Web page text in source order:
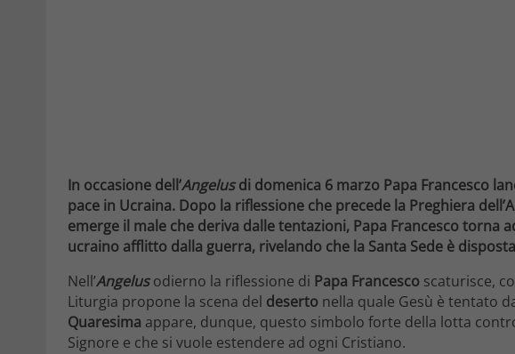
In occasione dell’Angelusdi domenica 6 marzo Papa Francesco
pace in Ucraina. Dopo la riflessione che precede la Preghiera
emerge il male che deriva dalle tentazioni, Papa Francesco torna
ucraino afflitto dalla guerra, rivelando che la Santa Sede è
Nell’Angelusodierno la riflessione di Papa Francesco scaturisce,
Liturgia propone la scena del deserto nella quale Gesù è tentato
Quaresima appare, dunque, questo simbolo forte della lotta
Signore e che si vuole estendere ad ogni Cristiano.